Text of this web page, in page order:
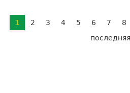
Страницы
1 2 3 4 5 6 7 8